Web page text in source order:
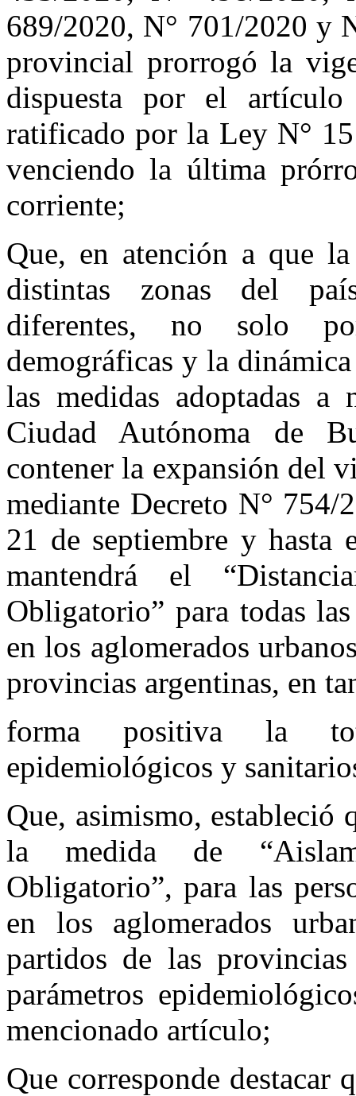
689/2020, N° 701/2020 y
provincial prorrogó la
dispuesta por el
ratificado por la Ley N°
venciendo la última
corriente;
Que, en atención a que
distintas zonas del
diferentes, no solo
demográficas y la
las medidas adoptadas
Ciudad Autónoma de
contener la expansión del
mediante Decreto N° 754/
21 de septiembre y hasta
mantendrá el
Obligatorio” para todas
en los aglomerados
provincias argentinas, en
forma positiva la
epidemiológicos y
Que, asimismo, estableció
la medida de
Obligatorio”, para las
en los aglomerados
partidos de las
parámetros
mencionado artículo;
Que corresponde